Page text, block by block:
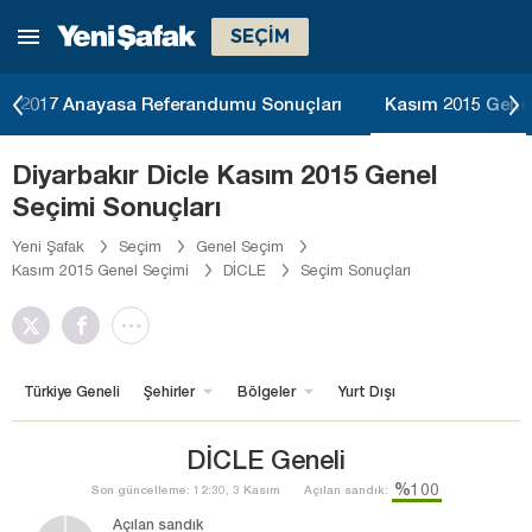
SEÇİM
2017 Anayasa Referandumu Sonuçları Kasım 2015
Diyarbakır Dicle Kasım 2015 Genel
Seçimi Sonuçları
Yeni Şafak Seçim
Genel Seçim
Kasım 2015 Genel Seçimi
DİCLE Seçim Sonuçları
Türkiye Geneli Şehirler Bölgeler Yurt Dışı
DİCLE Geneli
Son güncelleme: 12:30, 3 Kasım Açılan sandık: %100
Açılan sandık